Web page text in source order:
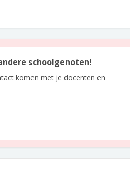
schoolgenoten!
komen met je docenten en